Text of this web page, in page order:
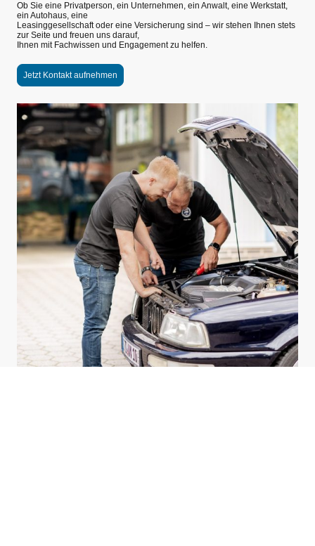
Ob Sie eine Privatperson, ein Unternehmen, ein Anwalt, eine Werkstatt,
ein Autohaus, eine
Leasinggesellschaft oder eine Versicherung sind – wir stehen Ihnen stets
zur Seite und freuen uns darauf,
Ihnen mit Fachwissen und Engagement zu helfen.
Jetzt Kontakt aufnehmen